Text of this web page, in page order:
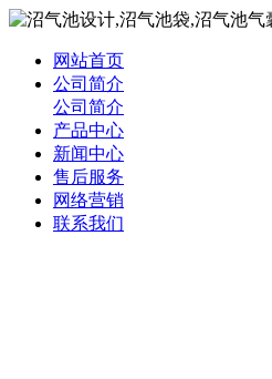
网站首页
公司简介
公司简介
产品中心
新闻中心
售后服务
网络营销
联系我们